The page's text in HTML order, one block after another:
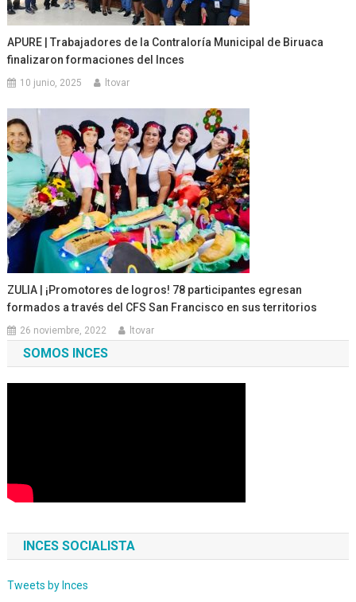
APURE | Trabajadores de la Contraloría Municipal de Biruaca
finalizaron formaciones del Inces
10 junio, 2025 ltovar
ZULIA | ¡Promotores de logros! 78 participantes egresan
formados a través del CFS San Francisco en sus territorios
26 noviembre, 2022 ltovar
SOMOS INCES
INCES SOCIALISTA
Tweets by Inces